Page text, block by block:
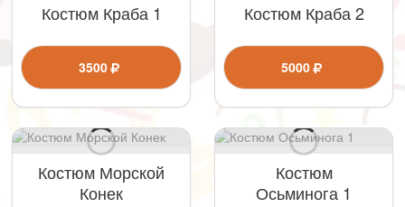
Костюм Краба 1
3500
Костюм Краба 2
5000
Костюм Морской
Конек
Костюм
Осьминога 1